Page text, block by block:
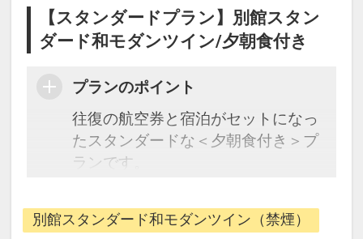
【スタンダードプラン】別館スタン
ダード和モダンツイン/夕朝食付き
プランのポイント
往復の航空券と宿泊がセットになっ
たスタンダードな＜夕朝食付き＞プ
ランです。
できるダイナミックパッケージだか
ら、一都市滞在はもちろん周遊旅行
別館スタンダード和モダンツイン（禁煙）